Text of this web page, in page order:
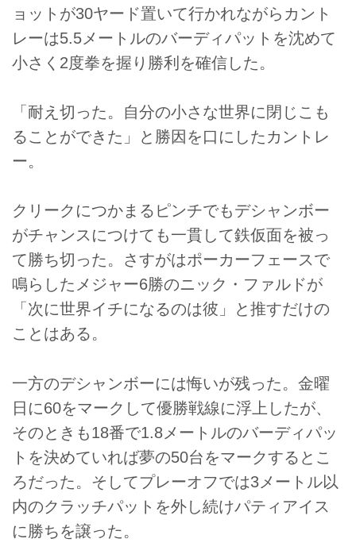
ョットが30ヤード置いて行かれながらカント
レーは5.5メートルのバーディパットを沈めて
小さく2度拳を握り勝利を確信した。
「耐え切った。自分の小さな世界に閉じこも
ることができた」と勝因を口にしたカントレ
ー。
クリークにつかまるピンチでもデシャンボー
がチャンスにつけても一貫して鉄仮面を被っ
て勝ち切った。さすがはポーカーフェースで
鳴らしたメジャー6勝のニック・ファルドが
「次に世界イチになるのは彼」と推すだけの
ことはある。
一方のデシャンボーには悔いが残った。金曜
日に60をマークして優勝戦線に浮上したが、
そのときも18番で1.8メートルのバーディパッ
トを決めていれば夢の50台をマークするとこ
ろだった。そしてプレーオフでは3メートル以
内のクラッチパットを外し続けパティアイス
に勝ちを譲った。